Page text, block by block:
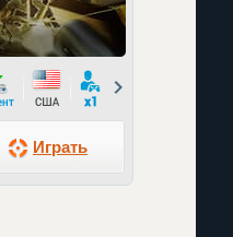
Играть